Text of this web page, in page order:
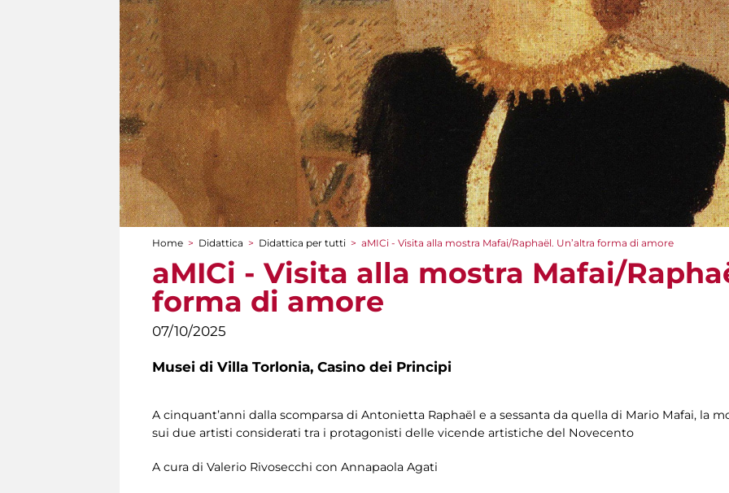
Tu sei qui
Home > Didattica > Didattica per tutti > aMICi - Visita alla mostra Mafai/Raphaël. Un’altra forma di amore
aMICi - Visita alla mostra Mafai/
forma di amore
07/10/2025
Musei di Villa Torlonia, Casino dei Principi
A cinquant’anni dalla scomparsa di Antonietta Raphaël e a sessanta da quella di Mario Mafai, la
sui due artisti considerati tra i protagonisti delle vicende artistiche del Novecento
A cura di Valerio Rivosecchi con Annapaola Agati